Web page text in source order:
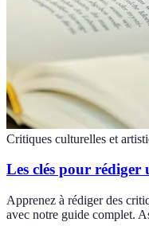
Critiques culturelles et
Les clés pour rédiger
Apprenez à rédiger des
avec notre guide complet.